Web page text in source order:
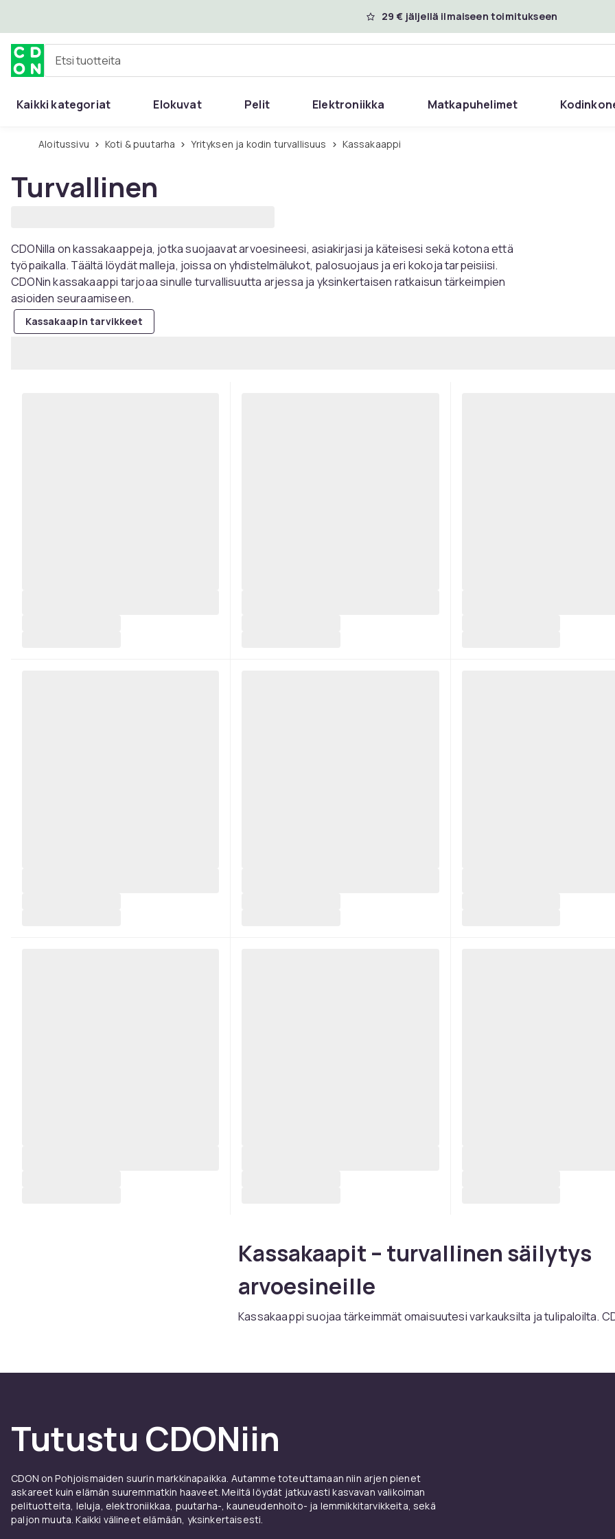
29 € jäljellä ilmaiseen toimitukseen
Etsi tuotteita
Kaikki kategoriat Elokuvat Pelit Elektroniikka Matkapuhelimet
Aloitussivu Koti & puutarha Yrityksen ja kodin turvallisuus Kassakaappi
Turvallinen
CDONilla on kassakaappeja, jotka suojaavat arvoesineesi, asiakirjasi ja käteisesi sekä kotona että
työpaikalla. Täältä löydät malleja, joissa on yhdistelmälukot, palosuojaus ja eri kokoja tarpeisiisi.
CDONin kassakaappi tarjoaa sinulle turvallisuutta arjessa ja yksinkertaisen ratkaisun tärkeimpien
asioiden seuraamiseen.
Kassakaapin tarvikkeet
Kassakaapit – turvallinen säilytys
arvoesineille
Kassakaappi suojaa tärkeimmät omaisuutesi varkauksilta ja tulipaloilta.
Yhdistä kassakaappi
Kaikki kassakaapit nopealla toimituksella ja turvallisella ostoksella
Tutustu CDONiin
CDON on Pohjoismaiden suurin markkinapaikka. Autamme toteuttamaan niin arjen pienet
askareet kuin elämän suuremmatkin haaveet. Meiltä löydät jatkuvasti kasvavan valikoiman
pelituotteita, leluja, elektroniikkaa, puutarha-, kauneudenhoito- ja lemmikkitarvikkeita, sekä
paljon muuta. Kaikki välineet elämään, yksinkertaisesti.